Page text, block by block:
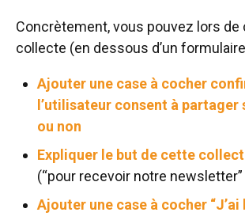
Concrètement, vous pouvez lors de
collecte (en dessous d’un
Ajouter une case à cocher
l’utilisateur consent à partager
ou non
Expliquer le but de cette
(“pour recevoir notre
Ajouter une case à cocher “J’ai